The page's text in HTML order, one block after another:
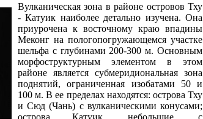
Вулканическая зона в районе островов Тху
- Катуик наиболее детально изучена. Она
приурочена к восточному краю впадины
Меконг на пологопогружающемся участке
шельфа с глубинами 200-300 м. Основным
морфоструктурным элементом в этом
районе является субмеридиональная зона
поднятий, ограниченная изобатами 50 и
100 м. В ее пределах находятся: острова Тху
и Сюд (Чань) с вулканическими конусами;
острова Катуик, небольшие, с